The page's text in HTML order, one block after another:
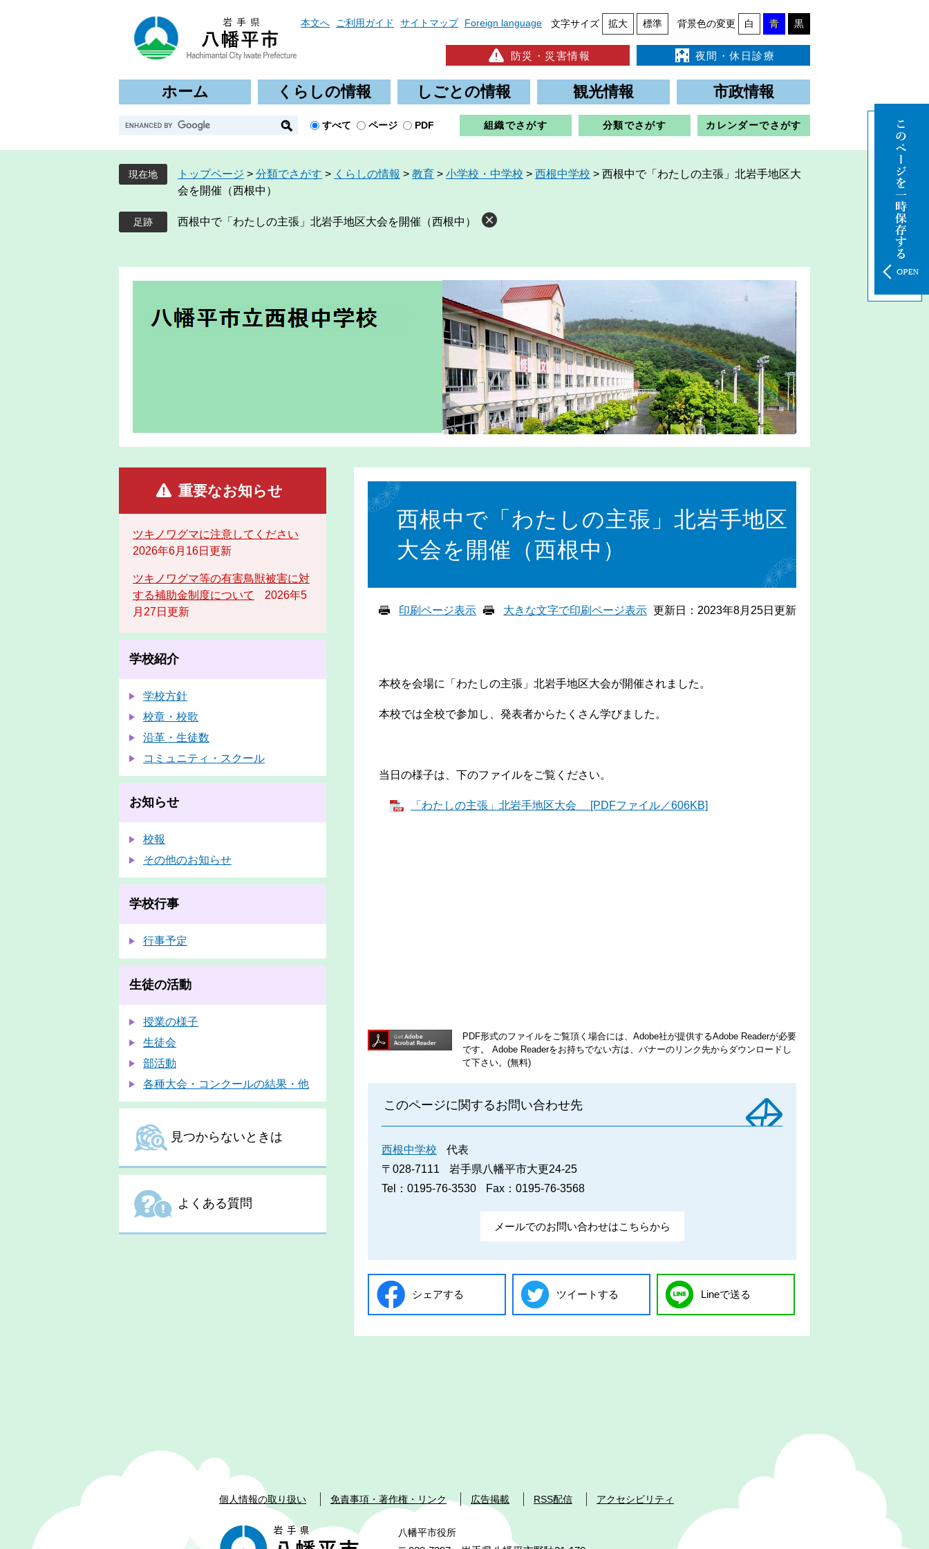
本文へ ご利用ガイド サイトマップ Foreign language 文字サイズ 拡大 標準 背景色の変更 白 青 黒
防災・災害情報 夜間・休日診療
ホーム くらしの情報 しごとの情報 観光情報 市政情報
G
o
g
l
カ
ス
すべて ページ PDF 組織でさがす 分類でさがす カレンダーでさがす
現在地 トップページ > 分類でさがす > くらしの情報 > 教育 > 小学校・中学校 > 西根中学校 > 西根中で「わたしの主張」北岩手地区大
会を開催（西根中）
西根中で「わたしの主張」北岩手地区大会を開催（西根中）
文
西根中で「わたしの主張」北岩手地区
大会を開催（西根中）
印刷ページ表示 大きな文字で印刷ページ表示 更新日：2023年8月25日更新
本校を会場に「わたしの主張」北岩手地区大会が開催されました。
本校では全校で参加し、発表者からたくさん学びました。
当日の様子は、下のファイルをご覧ください。
「わたしの主張」北岩手地区大会 [PDFファイル／606KB]
PDF形式のファイルをご覧頂く場合には、Adobe社が提供するAdobe Readerが必要
です。
Adobe Readerをお持ちでない方は、バナーのリンク先からダウンロードし
て下さい。(無料)
このページに関するお問い合わせ先
西根中学校
代表
〒028-7111
岩手県八幡平市大更24-25
Tel：0195-76-3530
Fax：0195-76-3568
メールでのお問い合わせはこちらから
シェアする ツイートする Lineで送る
重要なお知らせ
ツキノワグマに注意してください
2026年6月16日更新
ツキノワグマ等の有害鳥獣被害に対
する補助金制度について
2026年5
月27日更新
学校紹介
学校方針
校章・校歌
沿革・生徒数
コミュニティ・スクール
お知らせ
校報
その他のお知らせ
学校行事
行事予定
生徒の活動
授業の様子
生徒会
部活動
各種大会・コンクールの結果・他
見つからないときは
よくある質問
個人情報の取り扱い 免責事項・著作権・リンク 広告掲載 RSS配信 アクセシビリティ
八幡平市役所